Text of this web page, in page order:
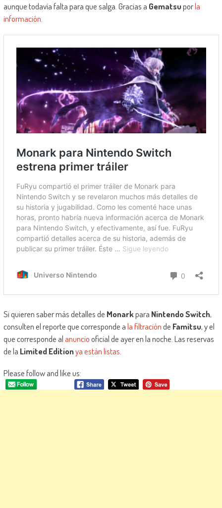
aunque todavía falta para que salga. Gracias a Gematsuporla
información
Si quieren saber más detalles de Monarkpara Nintendo Switch,
consulten el reporte que corresponde ala filtraciónde Famitsu, y el
que corresponde al anunciooficial de ayer en la noche. Las reservas
de la Limited Editionya están listas
Please follow and like us: